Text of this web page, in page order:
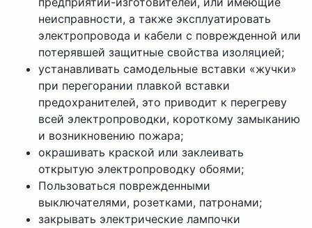
неисправности, а также эксплуатировать
электропровода и кабели с поврежденной или
потерявшей защитные свойства изоляцией;
устанавливать самодельные вставки «жучки»
при перегорании плавкой вставки
предохранителей, это приводит к перегреву
всей электропроводки, короткому замыканию
и возникновению пожара;
окрашивать краской или заклеивать
открытую электропроводку обоями;
Пользоваться поврежденными
выключателями, розетками, патронами;
закрывать электрические лампочки